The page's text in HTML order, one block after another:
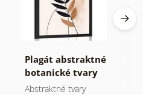
Plagát abstraktné
botanické tvary
papraď
Abstraktné tvary